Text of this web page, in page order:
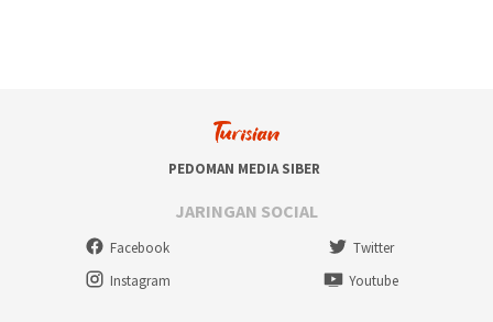
PEDOMAN MEDIA SIBER
JARINGAN SOCIAL
Facebook
Twitter
Instagram
Youtube